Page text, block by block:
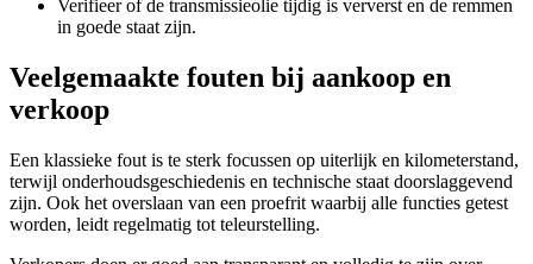
Verifieer of de transmissieolie tijdig is ververst en de remmen
in goede staat zijn.
Veelgemaakte fouten bij aankoop en
verkoop
Een klassieke fout is te sterk focussen op uiterlijk en kilometerstand,
terwijl onderhoudsgeschiedenis en technische staat doorslaggevend
zijn. Ook het overslaan van een proefrit waarbij alle functies getest
worden, leidt regelmatig tot teleurstelling.